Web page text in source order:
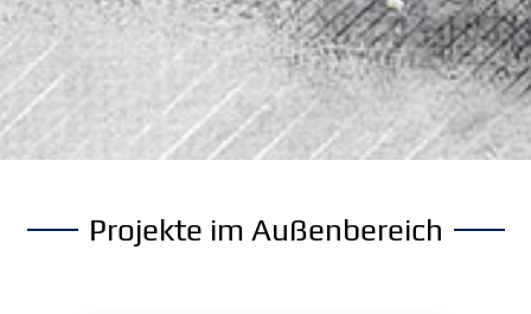
Projekte im Außenbereich